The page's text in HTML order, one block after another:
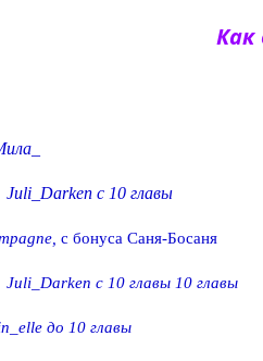
Как
Juli_Darken с 10 главы
с бонуса Саня-Босаня
Juli_Darken с 10 главы 10 главы
до 10 главы